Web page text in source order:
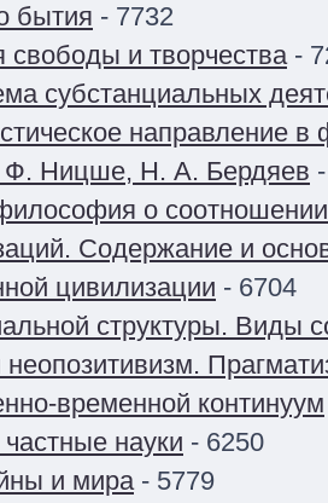
бытия - 7732
и творчества-
субстанциальных
направление
Ф. Ницше, Н. А. Бердяев
о
Содержание и
цивилизации - 6704
структуры. Виды
временной континуум
науки - 6250
и мира- 5779